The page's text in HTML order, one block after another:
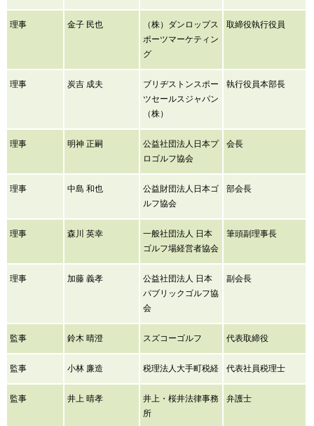
理事 金子 民也
（株）ダンロップス
ポーツマーケティン
グ
取締役執行役員
理事 炭吉 成夫
ブリヂストンスポー
ツセールスジャパン
（株）
執行役員本部長
理事 明神 正嗣
公益社団法人日本プ
ロゴルフ協会
会長
理事 中島 和也
公益財団法人日本ゴ
ルフ協会
部会長
理事 森川 英幸
一般社団法人 日本
ゴルフ場経営者協会
筆頭副理事長
理事 加藤 義孝
公益社団法人 日本
パブリックゴルフ協
会
副会長
監事 鈴木 晴澄 スズコーゴルフ 代表取締役
監事 小林 廉造 税理法人大手町税経 代表社員税理士
監事 井上 晴孝
井上・桜井法律事務
所
弁護士